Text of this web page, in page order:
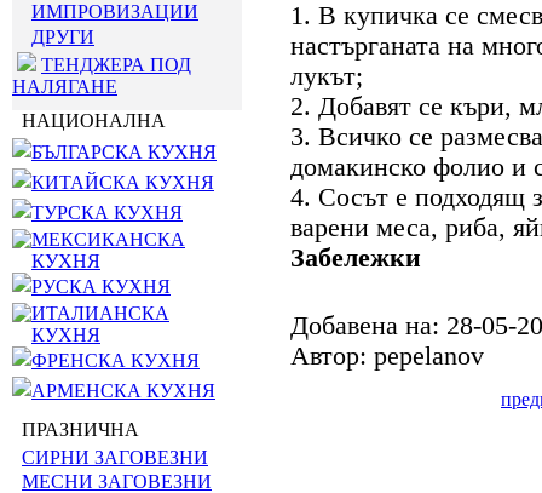
ИМПРОВИЗАЦИИ
ДРУГИ
ТЕНДЖЕРА ПОД
НАЛЯГАНЕ
НАЦИОНАЛНА
БЪЛГАРСКА КУХНЯ
КИТАЙСКА КУХНЯ
ТУРСКА КУХНЯ
МЕКСИКАНСКА
КУХНЯ
РУСКА КУХНЯ
ИТАЛИАНСКА
КУХНЯ
ФРЕНСКА КУХНЯ
АРМЕНСКА КУХНЯ
ПРАЗНИЧНА
СИРНИ ЗАГОВЕЗНИ
МЕСНИ ЗАГОВЕЗНИ
1. В купичка се
настърганата на
лукът;
2. Добавят се къри,
3. Всичко се
домакинско фолио и
4. Сосът е подходящ
варени меса, риба,
Забележки
Добавена на: 28-05-
Автор: pepelanov